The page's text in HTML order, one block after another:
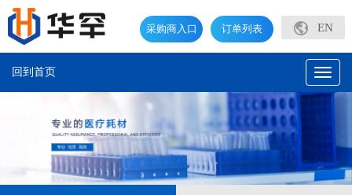
EN
订单列表
采购商入口
Toggle
回到首页